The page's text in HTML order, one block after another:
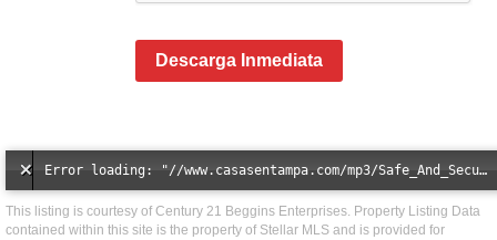
Descarga Inmediata
Error loading: "//www.casasentampa.com/mp3/Safe_And_Secure_full_mix_mp3.mp3"
This listing is courtesy of Century 21 Beggins Enterprises. Property Listing Data
contained within this site is the property of Stellar MLS and is provided for